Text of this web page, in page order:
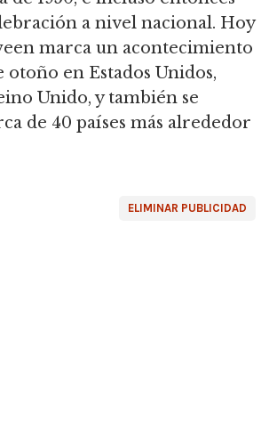
a nivel nacional. Hoy
marca un acontecimiento
en Estados Unidos,
Unido, y también se
de 40 países más alrededor
ELIMINAR PUBLICIDAD